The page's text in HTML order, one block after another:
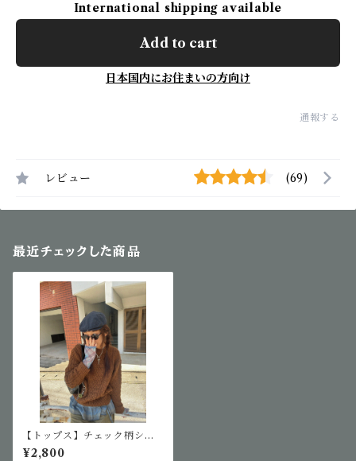
International shipping available
Add to cart
日本国内にお住まいの方向け
通報する
レビュー (69)
最近チェックした商品
【トップス】チェック柄シア
ートップス
¥2,800